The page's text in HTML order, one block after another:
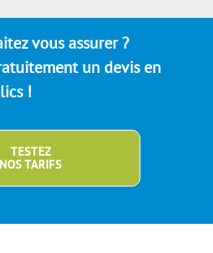
vous assurer ?
un devis en
!
TESTEZ
NOS TARIFS